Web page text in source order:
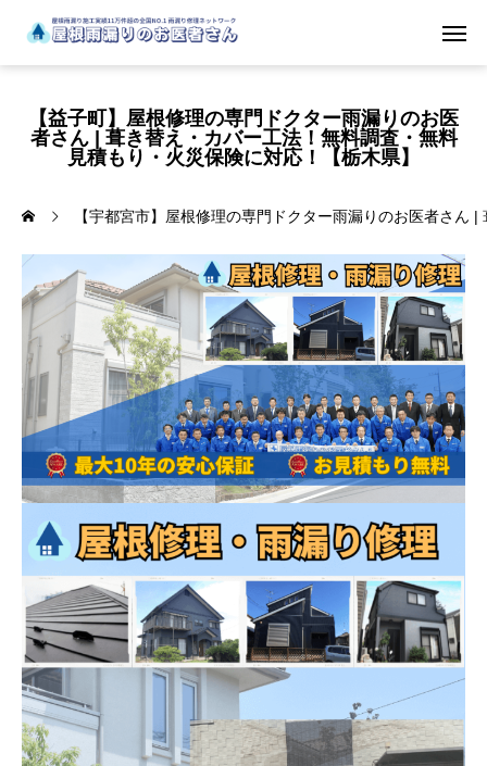
【益子町】屋根修理の専門ドクター雨漏りのお医
者さん | 葺き替え・カバー工法！無料調査・無料
見積もり・火災保険に対応！【栃木県】
【宇都宮市】屋根修理の専門ドクター雨漏りのお医者さ